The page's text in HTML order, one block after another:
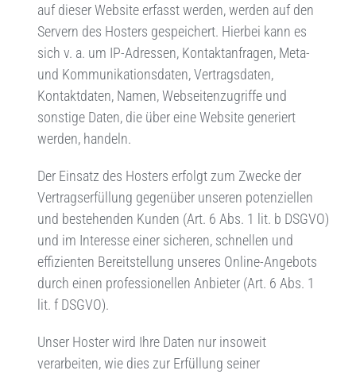
auf dieser Website erfasst werden, werden auf den
Servern des Hosters gespeichert. Hierbei kann es
sich v. a. um IP-Adressen, Kontaktanfragen, Meta-
und Kommunikationsdaten, Vertragsdaten,
Kontaktdaten, Namen, Webseitenzugriffe und
sonstige Daten, die über eine Website generiert
werden, handeln.
Der Einsatz des Hosters erfolgt zum Zwecke der
Vertragserfüllung gegenüber unseren potenziellen
und bestehenden Kunden (Art. 6 Abs. 1 lit. b DSGVO)
und im Interesse einer sicheren, schnellen und
effizienten Bereitstellung unseres Online-Angebots
durch einen professionellen Anbieter (Art. 6 Abs. 1
lit. f DSGVO).
Unser Hoster wird Ihre Daten nur insoweit
verarbeiten, wie dies zur Erfüllung seiner